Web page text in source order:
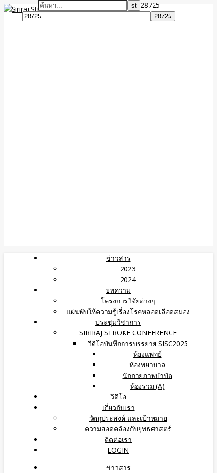
28725
ข่าวสาร
2023
2024
บทความ
โครงการวิจัยต่างๆ
แผ่นพับให้ความรู้เรื่องโรคหลอดเลือดสมอง
ประชุมวิชาการ
SIRIRAJ STROKE CONFERENCE
วีดิโอบันทึกการบรรยาย SISC2025
ห้องแพทย์
ห้องพยาบาล
นักกายภาพบำบัด
ห้องรวม (A)
วีดีโอ
เกี่ยวกับเรา
วัตถุประสงค์ และเป้าหมาย
ความสอดคล้องกับยุทธศาสตร์
ติดต่อเรา
LOGIN
ข่าวสาร